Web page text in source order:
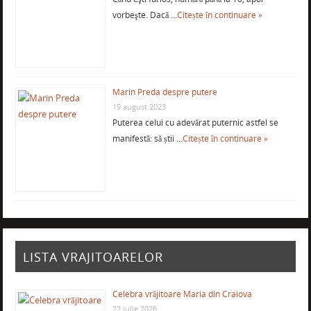
vorbeşte. Dacă …Citește în continuare »
Marin Preda despre putere
19 august 2023
Puterea celui cu adevărat puternic astfel se
manifestă: să știi …Citește în continuare »
LISTA VRAJITOARELOR
Celebra vrăjitoare Maria din Craiova
22 iulie 2026